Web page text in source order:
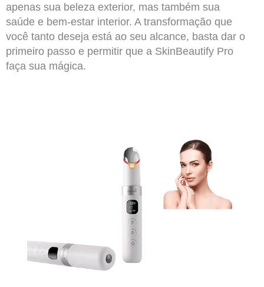
apenas sua beleza exterior, mas também sua
saúde e bem-estar interior. A transformação que
você tanto deseja está ao seu alcance, basta dar o
primeiro passo e permitir que a SkinBeautify Pro
faça sua mágica.